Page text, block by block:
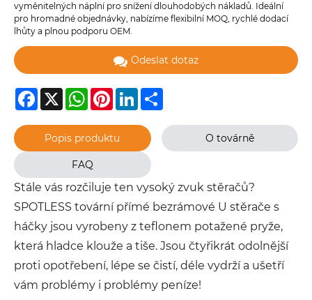
vyměnitelných náplní pro snížení dlouhodobých nákladů. Ideální
pro hromadné objednávky, nabízíme flexibilní MOQ, rychlé dodací
lhůty a plnou podporu OEM.
Odeslat dotaz
Facebook
X WhatsAppPinterestLinkedIn
Popis produktu O továrně
FAQ
Stále vás rozčiluje ten vysoký zvuk stěračů?
SPOTLESS tovární přímé bezrámové U stěrače s
háčky jsou vyrobeny z teflonem potažené pryže,
která hladce klouže a tiše. Jsou čtyřikrát odolnější
proti opotřebení, lépe se čistí, déle vydrží a ušetří
vám problémy i problémy peníze!